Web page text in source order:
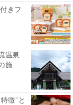
きフ
温泉
施...
徴”と